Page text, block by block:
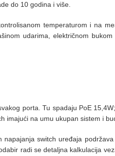
do 10 godina i više.
temperaturom i na
udarima, električnom
porta. Tu spadaju PoE
imajući na umu ukupan sistem i
switch uređaja
radi se detaljna kalkulacija